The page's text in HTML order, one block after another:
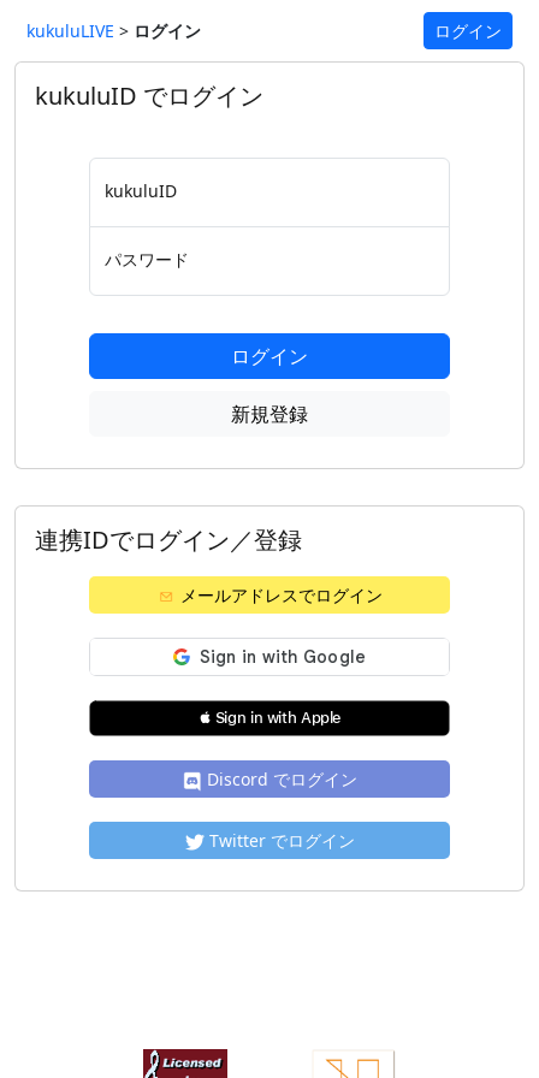
kukuluLIVE > ログイン ログイン
kukuluID でログイン
kukuluID
パスワード
ログイン
新規登録
連携IDでログイン／登録
メールアドレスでログイン
 Sign in with Apple
Discord でログイン
Twitter でログイン